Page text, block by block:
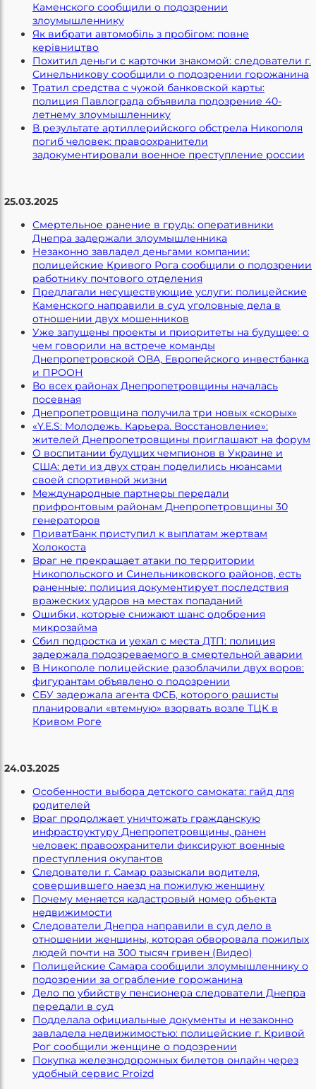
Каменского сообщили о подозрении
злоумышленнику
Як вибрати автомобіль з пробігом: повне
керівництво
Похитил деньги с карточки знакомой: следователи г.
Синельникову сообщили о подозрении горожанина
Тратил средства с чужой банковской карты:
полиция Павлограда объявила подозрение 40-
летнему злоумышленнику
В результате артиллерийского обстрела Никополя
погиб человек: правоохранители
задокументировали военное преступление россии
25.03.2025
Смертельное ранение в грудь: оперативники
Днепра задержали злоумышленника
Незаконно завладел деньгами компании:
полицейские Кривого Рога сообщили о подозрении
работнику почтового отделения
Предлагали несуществующие услуги: полицейские
Каменского направили в суд уголовные дела в
отношении двух мошенников
Уже запущены проекты и приоритеты на будущее: о
чем говорили на встрече команды
Днепропетровской ОВА, Европейского инвестбанка
и ПРООН
Во всех районах Днепропетровщины началась
посевная
Днепропетровщина получила три новых «скорых»
«Y.E.S: Молодежь. Карьера. Восстановление»:
жителей Днепропетровщины приглашают на форум
О воспитании будущих чемпионов в Украине и
США: дети из двух стран поделились нюансами
своей спортивной жизни
Международные партнеры передали
прифронтовым районам Днепропетровщины 30
генераторов
ПриватБанк приступил к выплатам жертвам
Холокоста
Враг не прекращает атаки по территории
Никопольского и Синельниковского районов, есть
раненные: полиция документирует последствия
вражеских ударов на местах попаданий
Ошибки, которые снижают шанс одобрения
микрозайма
Сбил подростка и уехал с места ДТП: полиция
задержала подозреваемого в смертельной аварии
В Никополе полицейские разоблачили двух воров:
фигурантам объявлено о подозрении
СБУ задержала агента ФСБ, которого рашисты
планировали «втемную» взорвать возле ТЦК в
Кривом Роге
24.03.2025
Особенности выбора детского самоката: гайд для
родителей
Враг продолжает уничтожать гражданскую
инфраструктуру Днепропетровщины, ранен
человек: правоохранители фиксируют военные
преступления окупантов
Следователи г. Самар разыскали водителя,
совершившего наезд на пожилую женщину
Почему меняется кадастровый номер объекта
недвижимости
Следователи Днепра направили в суд дело в
отношении женщины, которая обворовала пожилых
людей почти на 300 тысяч гривен (Видео)
Полицейские Самара сообщили злоумышленнику о
подозрении за ограбление горожанина
Дело по убийству пенсионера следователи Днепра
передали в суд
Подделала официальные документы и незаконно
завладела недвижимостью: полицейские г. Кривой
Рог сообщили женщине о подозрении
Покупка железнодорожных билетов онлайн через
удобный сервис Proizd